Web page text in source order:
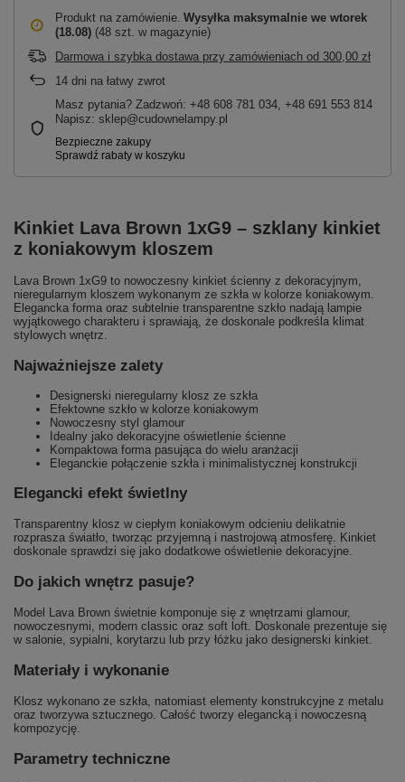
Produkt na zamówienie Wysyłka maksymalnie we wtorek
(18.08) (48 szt. w magazynie)
Darmowa i szybka dostawa przy zamówieniach od 300,00 zł
14 dni na łatwy zwrot
Masz pytania? Zadzwoń: +48 608 781 034, +48 691 553 814
Napisz: sklep@cudownelampy.pl
Kinkiet Lava Brown 1xG9 – szklany kinkiet
z koniakowym kloszem
Lava Brown 1xG9 to nowoczesny kinkiet ścienny z dekoracyjnym,
nieregularnym kloszem wykonanym ze szkła w kolorze koniakowym.
Elegancka forma oraz subtelnie transparentne szkło nadają lampie
wyjątkowego charakteru i sprawiają, że doskonale podkreśla klimat
stylowych wnętrz.
Najważniejsze zalety
Designerski nieregularny klosz ze szkła
Efektowne szkło w kolorze koniakowym
Nowoczesny styl glamour
Idealny jako dekoracyjne oświetlenie ścienne
Kompaktowa forma pasująca do wielu aranżacji
Eleganckie połączenie szkła i minimalistycznej konstrukcji
Elegancki efekt świetlny
Transparentny klosz w ciepłym koniakowym odcieniu delikatnie
rozprasza światło, tworząc przyjemną i nastrojową atmosferę. Kinkiet
doskonale sprawdzi się jako dodatkowe oświetlenie dekoracyjne.
Do jakich wnętrz pasuje?
Model Lava Brown świetnie komponuje się z wnętrzami glamour,
nowoczesnymi, modern classic oraz soft loft. Doskonale prezentuje się
w salonie, sypialni, korytarzu lub przy łóżku jako designerski kinkiet.
Materiały i wykonanie
Klosz wykonano ze szkła, natomiast elementy konstrukcyjne z metalu
oraz tworzywa sztucznego. Całość tworzy elegancką i nowoczesną
kompozycję.
Parametry techniczne